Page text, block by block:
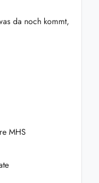
da noch kommt,
MHS